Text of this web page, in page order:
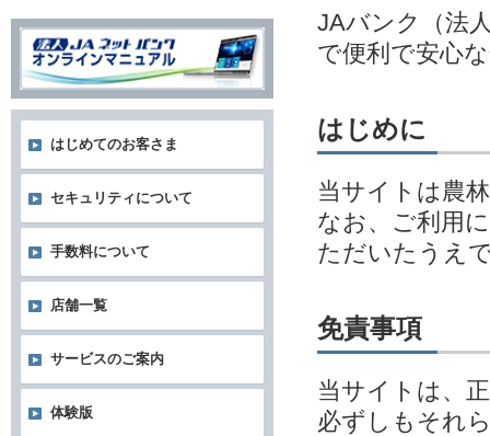
JAバンク（法
で便利で安心
はじめに
当サイトは農
なお、ご利用
ただいたうえ
免責事項
当サイトは、
必ずしもそれ
はじめてのお客さま
セキュリティについて
手数料について
店舗一覧
サービスのご案内
体験版